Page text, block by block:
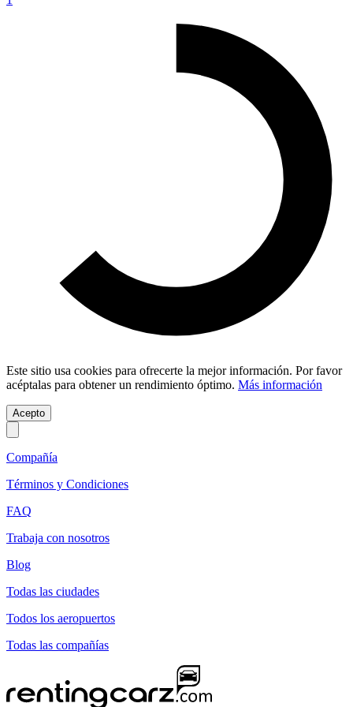
Este sitio usa cookies para ofrecerte la mejor información. Por favor
acéptalas para obtener un rendimiento óptimo. Más información
Acepto
Compañía
Términos y Condiciones
FAQ
Trabaja con nosotros
Blog
Todas las ciudades
Todos los aeropuertos
Todas las compañías